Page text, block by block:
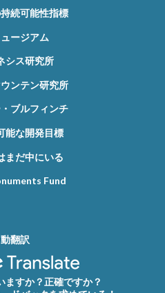
続可能性指標
ージアム
シス研究所
ンテン研究所
ブルフィンチ
能な開発目標
まだ中にいる
Fund
翻訳
ますか？正確ですか？